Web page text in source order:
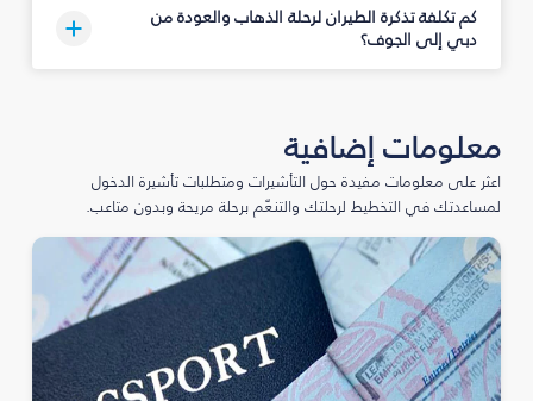
كم تكلفة تذكرة الطيران لرحلة الذهاب والعودة من
دبي إلى الجوف؟
معلومات إضافية
اعثر على معلومات مفيدة حول التأشيرات ومتطلبات تأشيرة الدخول
لمساعدتك في التخطيط لرحلتك والتنعّم برحلة مريحة وبدون متاعب.